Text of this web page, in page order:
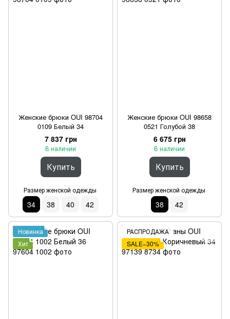
Женские брюки OUI 98704
0109 Белый 34
7 837 грн
В наличии
Купить
Размер женской одежды
34 38 40 42
Женские брюки OUI 98658
0521 Голубой 38
6 675 грн
В наличии
Купить
Размер женской одежды
38 42
Новинка
Хит
РАСПРОДАЖА
SALE−30%